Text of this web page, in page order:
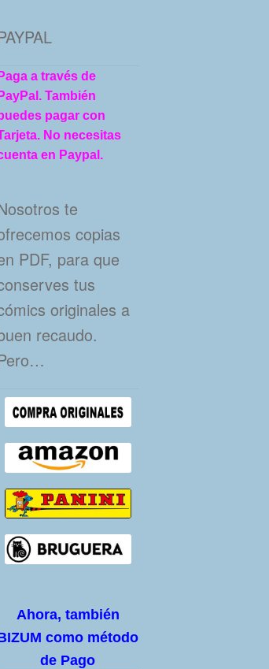
Paga a través de
PayPal. También
pagar con
No necesitas
en Paypal.
te
copias
PDF, para que
tus
originales a
recaudo.
Ahora, también
como método
de Pago